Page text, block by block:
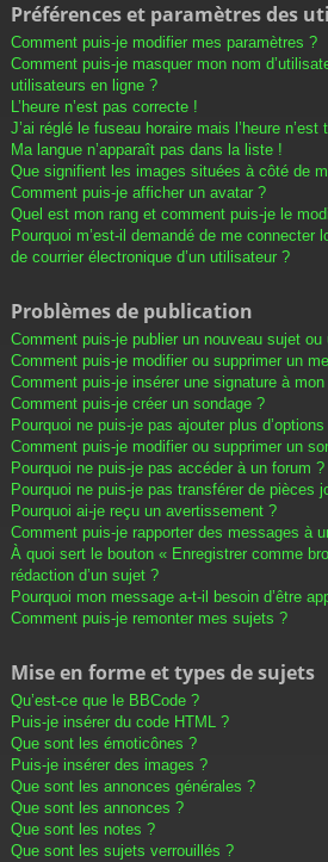
Préférences et paramètres des
Comment puis-je modifier mes paramètres ?
Comment puis-je masquer mon nom
utilisateurs en ligne ?
L’heure n’est pas correcte !
J’ai réglé le fuseau horaire mais l’heure
Ma langue n’apparaît pas dans la liste !
Que signifient les images situées à côté de
Comment puis-je afficher un avatar ?
Quel est mon rang et comment puis-je le
Pourquoi m’est-il demandé de me connecter
de courrier électronique d’un utilisateur ?
Problèmes de publication
Comment puis-je publier un nouveau sujet ou
Comment puis-je modifier ou supprimer un
Comment puis-je insérer une signature à
Comment puis-je créer un sondage ?
Pourquoi ne puis-je pas ajouter plus
Comment puis-je modifier ou supprimer un
Pourquoi ne puis-je pas accéder à un forum ?
Pourquoi ne puis-je pas transférer de pièces
Pourquoi ai-je reçu un avertissement ?
Comment puis-je rapporter des messages à
À quoi sert le bouton « Enregistrer comme
rédaction d’un sujet ?
Pourquoi mon message a-t-il besoin d’être
Comment puis-je remonter mes sujets ?
Mise en forme et types de sujets
Qu’est-ce que le BBCode ?
Puis-je insérer du code HTML ?
Que sont les émoticônes ?
Puis-je insérer des images ?
Que sont les annonces générales ?
Que sont les annonces ?
Que sont les notes ?
Que sont les sujets verrouillés ?